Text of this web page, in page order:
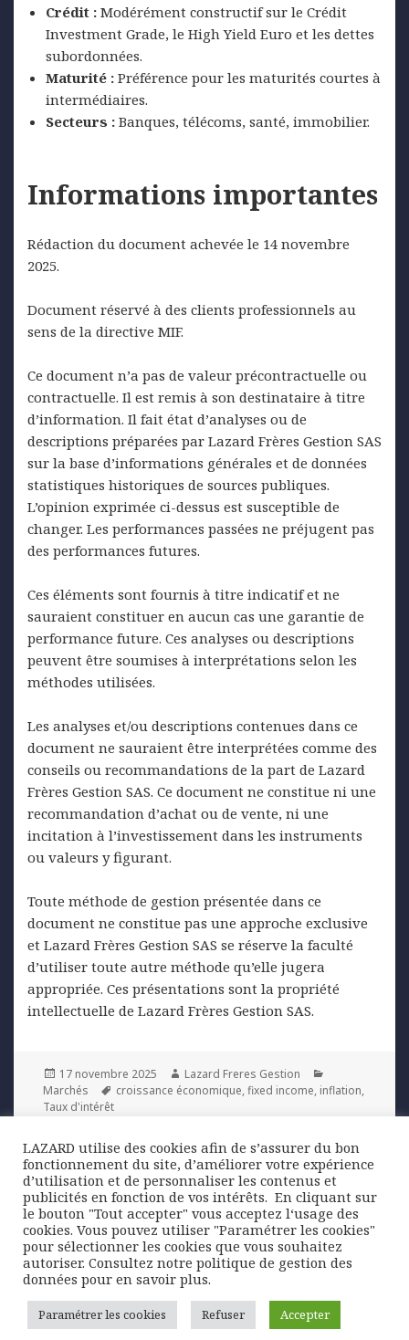
Crédit : Modérément constructif sur le Crédit
Investment Grade, le High Yield Euro et les dettes
subordonnées.
Maturité : Préférence pour les maturités courtes à
intermédiaires.
Secteurs : Banques, télécoms, santé, immobilier.
Informations importantes
Rédaction du document achevée le 14 novembre
2025.
Document réservé à des clients professionnels au
sens de la directive MIF.
Ce document n’a pas de valeur précontractuelle ou
contractuelle. Il est remis à son destinataire à titre
d’information. Il fait état d’analyses ou de
descriptions préparées par Lazard Frères Gestion SAS
sur la base d’informations générales et de données
statistiques historiques de sources publiques.
L’opinion exprimée ci-dessus est susceptible de
changer. Les performances passées ne préjugent pas
des performances futures.
Ces éléments sont fournis à titre indicatif et ne
sauraient constituer en aucun cas une garantie de
performance future. Ces analyses ou descriptions
peuvent être soumises à interprétations selon les
méthodes utilisées.
Les analyses et/ou descriptions contenues dans ce
document ne sauraient être interprétées comme des
conseils ou recommandations de la part de Lazard
Frères Gestion SAS. Ce document ne constitue ni une
recommandation d’achat ou de vente, ni une
incitation à l’investissement dans les instruments
ou valeurs y figurant.
Toute méthode de gestion présentée dans ce
document ne constitue pas une approche exclusive
et Lazard Frères Gestion SAS se réserve la faculté
d’utiliser toute autre méthode qu’elle jugera
appropriée. Ces présentations sont la propriété
intellectuelle de Lazard Frères Gestion SAS.
Posted
on
17 novembre 2025 Author
Lazard Freres Gestion
Marchés
Tags
croissance économique,fixed income, inflation,
Taux d'intérêt
Navigation
l’article
PREVIOUS
Previous
post:
Royaume-Uni : un taux de chômage au
plus haut depuis 2021
NEXT
Next
post:
Japon : après les « décennies perdues »,
place à la « décennie retrouvée » ?
LAZARD utilise des cookies afin de s’assurer du bon
fonctionnement du site, d’améliorer votre expérience
d’utilisation et de personnaliser les contenus et
publicités en fonction de vos intérêts. ​ En cliquant sur
le bouton "Tout accepter" vous acceptez l‘usage des
cookies. Vous pouvez utiliser "Paramétrer les cookies"
pour sélectionner les cookies que vous souhaitez
autoriser. Consultez notre politique de gestion des
données pour en savoir plus.
Paramétrer les cookies Refuser Accepter